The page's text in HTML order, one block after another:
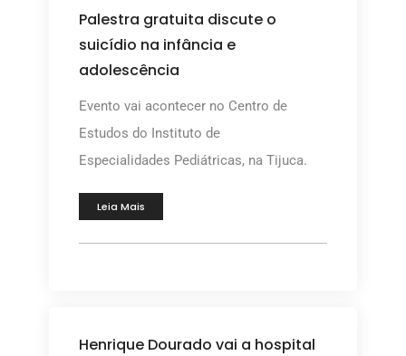
Palestra gratuita discute o
suicídio na infância e
adolescência
Evento vai acontecer no Centro de
Estudos do Instituto de
Especialidades Pediátricas, na Tijuca.
Leia Mais
Henrique Dourado vai a hospital